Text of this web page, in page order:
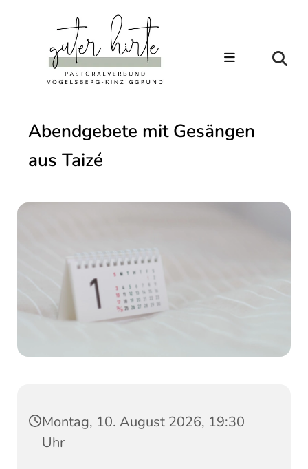
Abendgebete mit Gesängen
aus Taizé
Montag, 10. August 2026, 19:30
Uhr